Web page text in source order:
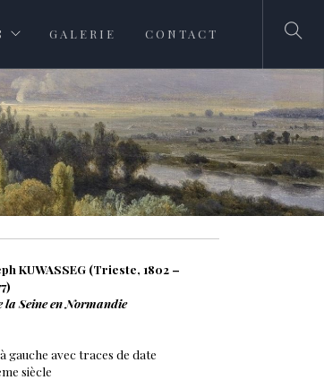
GALERIE CONTACT
KUWASSEG (Trieste, 1802 –
la Seine en Normandie
gauche avec traces de date
siècle